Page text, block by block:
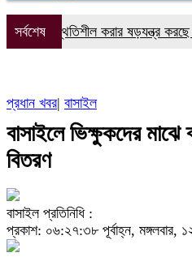
সর্বশেষ
অস্থিতিশীল করার ষড়যন্ত্র করছে
প্রধান খবর| বাসাইল
বাসাইলে ভিক্ষুকদের মাঝে
বিতরণ
বাসাইল প্রতিনিধি :
প্রকাশ: ০৬:২৭:৩৮ পূর্বাহ্ন, মঙ্গলবার,